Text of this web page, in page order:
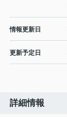
情報更新日
更新予定日
詳細情報